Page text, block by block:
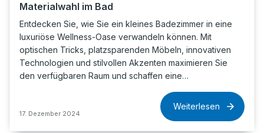
Materialwahl im Bad
Entdecken Sie, wie Sie ein kleines Badezimmer in eine
luxuriöse Wellness-Oase verwandeln können. Mit
optischen Tricks, platzsparenden Möbeln, innovativen
Technologien und stilvollen Akzenten maximieren Sie
den verfügbaren Raum und schaffen eine…
17. Dezember 2024
Weiterlesen